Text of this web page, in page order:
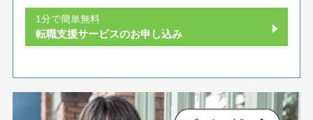
1分で簡単無料
転職支援サービスのお申し込み